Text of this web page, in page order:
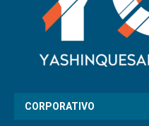
CORPORATIVO